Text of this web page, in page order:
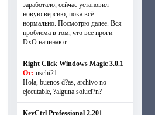
заработало, сейчас установил
новую версию, пока всё
нормально. Посмотрю далее. Вся
проблема в том, что все проги
DxO начинают
Right Click Windows Magic 3.0.1
От: uschi21
Hola, buenos d?as, archivo no
ejecutable, ?alguna soluci?n?
KeyCtrl Professional 2.201